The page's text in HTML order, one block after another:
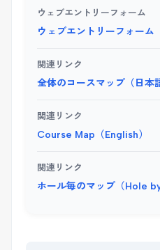
ウェブエントリーフォーム
ウェブエントリーフォーム
関連リンク
全体のコースマップ（日本
関連リンク
Course Map（English）
関連リンク
ホール毎のマップ（Hole